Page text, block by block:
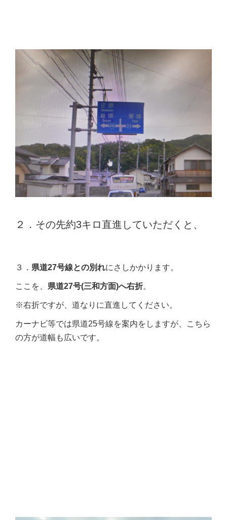
２．その先約3キロ直進していただくと、
３． 県道27号線との別れにさしかかります。
ここを、 県道27号(三和方面)へ右折。
※右折ですが、道なりに直進してください。
カーナビ等では県道25号線を案内をしますが、こちら
の方が道幅も広いです。